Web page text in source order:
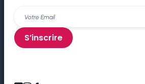
S’inscrire